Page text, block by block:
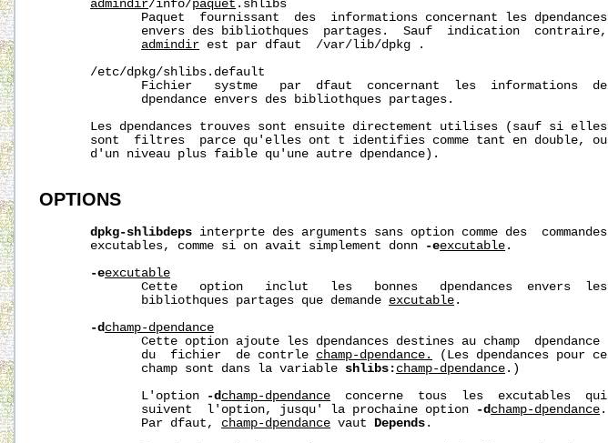
admindir/info/paquet .shlibs
              Paquet  fournissant  des  informations concernant les dpendances
              envers des bibliothques  partages.  Sauf  indication  contraire,
admindir est par dfaut /var/lib/dpkg .
       /etc/dpkg/shlibs.default
              Fichier   systme   par  dfaut  concernant  les  informations  de
              dpendance envers des bibliothques partages.
       Les dpendances trouves sont ensuite directement utilises (sauf si elles
       sont  filtres  parce qu'elles ont t identifies comme tant en double, ou
       d'un niveau plus faible qu'une autre dpendance).
OPTIONS
dpkg-shlibdeps interprte des arguments sans option comme des  commandes
       excutables, comme si on avait simplement donn
-eexcutable .
-eexcutable
              Cette   option   inclut   les   bonnes   dpendances  envers  les
              bibliothques partages que demande
excutable .
-dchamp-dpendance
              Cette option ajoute les dpendances destines au champ  dpendance
              du  fichier  de contrle
champ-dpendance.
(Les dpendances pour ce
              champ sont dans la variable
shlibs: champ-dpendance .)
              L'option
-dchamp-dpendance
  concerne  tous  les  excutables  qui
              suivent  l'option, jusqu' la prochaine option
-dchamp-dpendance .
              Par dfaut,
champ-dpendance vaut Depends .